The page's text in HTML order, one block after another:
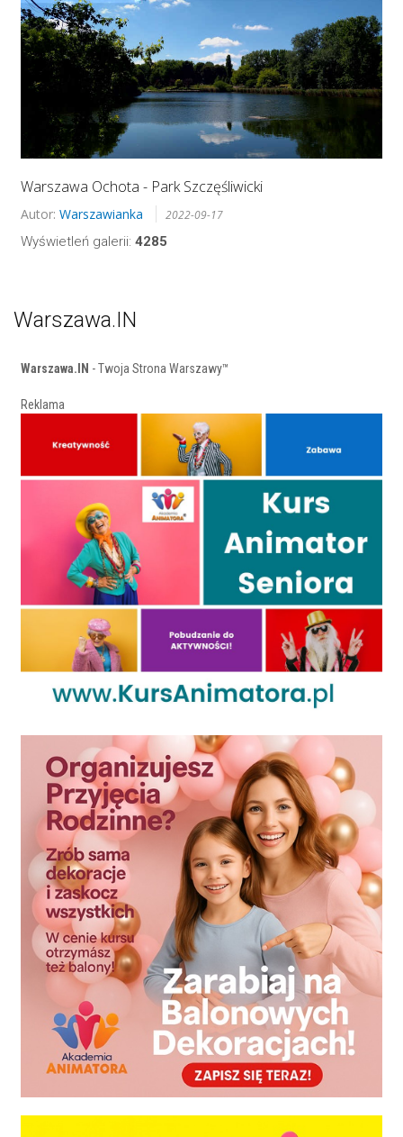
Warszawa Ochota - Park Szczęśliwicki
Autor: Warszawianka 2022-09-17
Wyświetleń galerii: 4285
Warszawa.IN
Warszawa.IN - Twoja Strona Warszawy™
Reklama